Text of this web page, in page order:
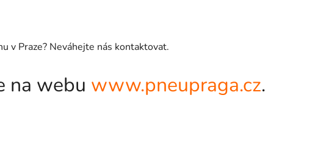
v Praze? Neváhejte nás kontaktovat.
na webu www.pneupraga.cz.